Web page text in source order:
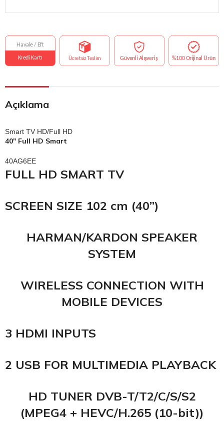
Açıklama
Smart TV HD/Full HD
40″ Full HD Smart
40AG6EE
FULL HD SMART TV
SCREEN SIZE 102 cm (40”)
HARMAN/KARDON SPEAKER
SYSTEM
WIRELESS CONNECTION WITH
MOBILE DEVICES
3 HDMI INPUTS
2 USB FOR MULTIMEDIA PLAYBACK
HD TUNER DVB-T/T2/C/S/S2
(MPEG4 + HEVC/H.265 (10-bit))